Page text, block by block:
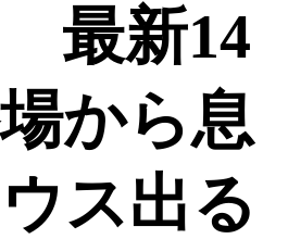
最新14
から息
ス出る